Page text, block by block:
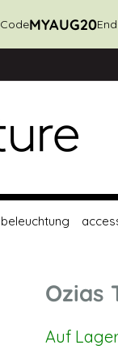
CodeMYAUG20
beleuchtung
Ozias
Auf